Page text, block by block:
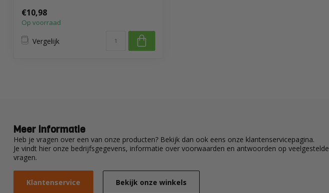
€10,98
Op voorraad
Vergelijk
Meer informatie
Heb je vragen over een van onze producten? Bekijk dan ook eens onze klantenservicepagina.
Je vindt hier onze bedrijfsgegevens, informatie over voorwaarden en antwoorden op veelgestelde
vragen.
Klantenservice Bekijk onze winkels